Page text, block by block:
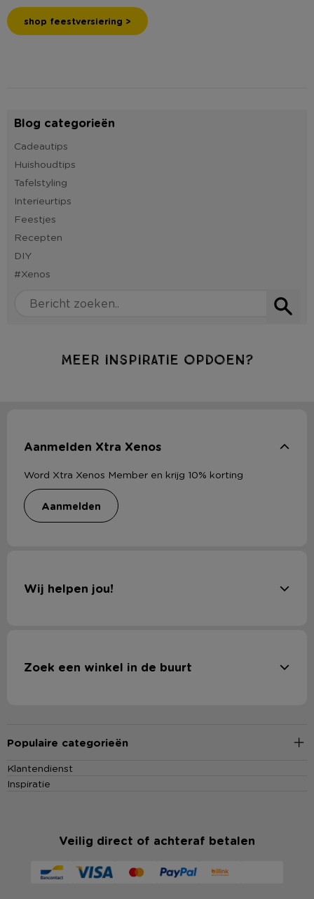
shop feestversiering >
Blog categorieën
Cadeautips
Huishoudtips
Tafelstyling
Interieurtips
Feestjes
Recepten
DIY
#Xenos
Meer inspiratie opdoen?
Aanmelden Xtra Xenos
Word Xtra Xenos Member en krijg 10% korting
aanmelden
Wij helpen jou!
Zoek een winkel in de buurt
Populaire categorieën
Klantendienst
Inspiratie
Veilig direct of achteraf betalen